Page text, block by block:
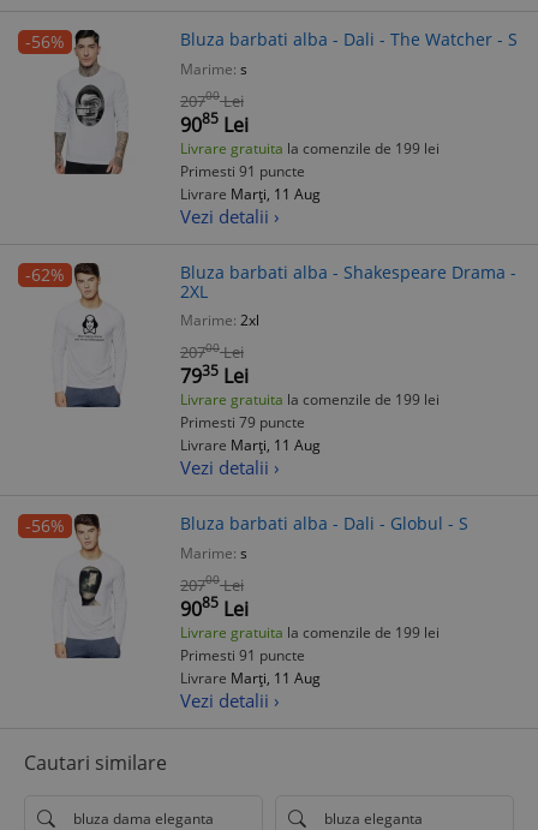
-56% Bluza barbati alba - Dali - The Watcher - S
Marime: s
20700 Lei
9085 Lei
Livrare gratuita la comenzile de 199 lei
Primesti 91 puncte
Livrare Marți, 11 Aug
Vezi detalii ›
-62%
Bluza barbati alba - Shakespeare Drama -
2XL
Marime: 2xl
20700 Lei
7935 Lei
Livrare gratuita la comenzile de 199 lei
Primesti 79 puncte
Livrare Marți, 11 Aug
Vezi detalii ›
-56% Bluza barbati alba - Dali - Globul - S
Marime: s
20700 Lei
9085 Lei
Livrare gratuita la comenzile de 199 lei
Primesti 91 puncte
Livrare Marți, 11 Aug
Vezi detalii ›
Cautari similare
bluza dama eleganta bluza eleganta